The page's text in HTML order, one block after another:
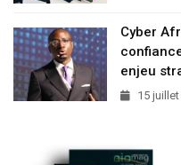
Cyber
enjeu
15